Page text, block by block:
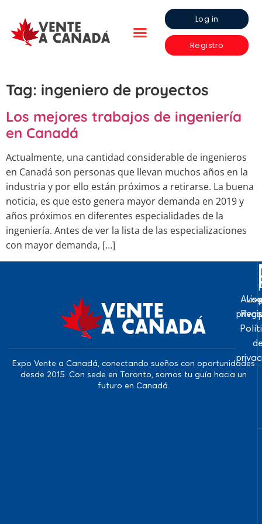
Log in
Registro
Tag: ingeniero de proyectos
Los mejores trabajos de ingeniería
en Canadá
Actualmente, una cantidad considerable de ingenieros
en Canadá son personas que llevan muchos años en la
industria y por ello están próximos a retirarse. La buena
noticia, es que esto genera mayor demanda en 2019 y
años próximos en diferentes especialidades de la
ingeniería. Antes de ver la lista de las especializaciones
con mayor demanda, […]
Expo Vente a Canadá, conectando sueños con oportunidades
desde 2015. Con sede en Toronto, somos tu guía hacia un
futuro en Canadá.